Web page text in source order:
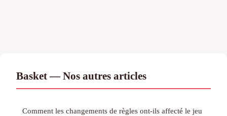
Basket — Nos autres articles
Comment les changements de règles ont-ils affecté le jeu